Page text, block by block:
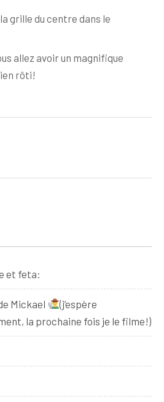
grille du centre dans le
allez avoir un magnifique
rôti!
et feta:
Mickael
(j’espère
la prochaine fois je le filme!)